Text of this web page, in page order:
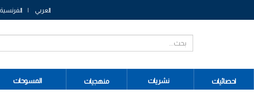
العربي الفرنسية
احصائيات نشريات منهجيات المسوحات